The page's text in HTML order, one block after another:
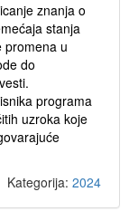
znanja o
stanja
promena u
do
programa
uzroka koje
Kategorija: 2024